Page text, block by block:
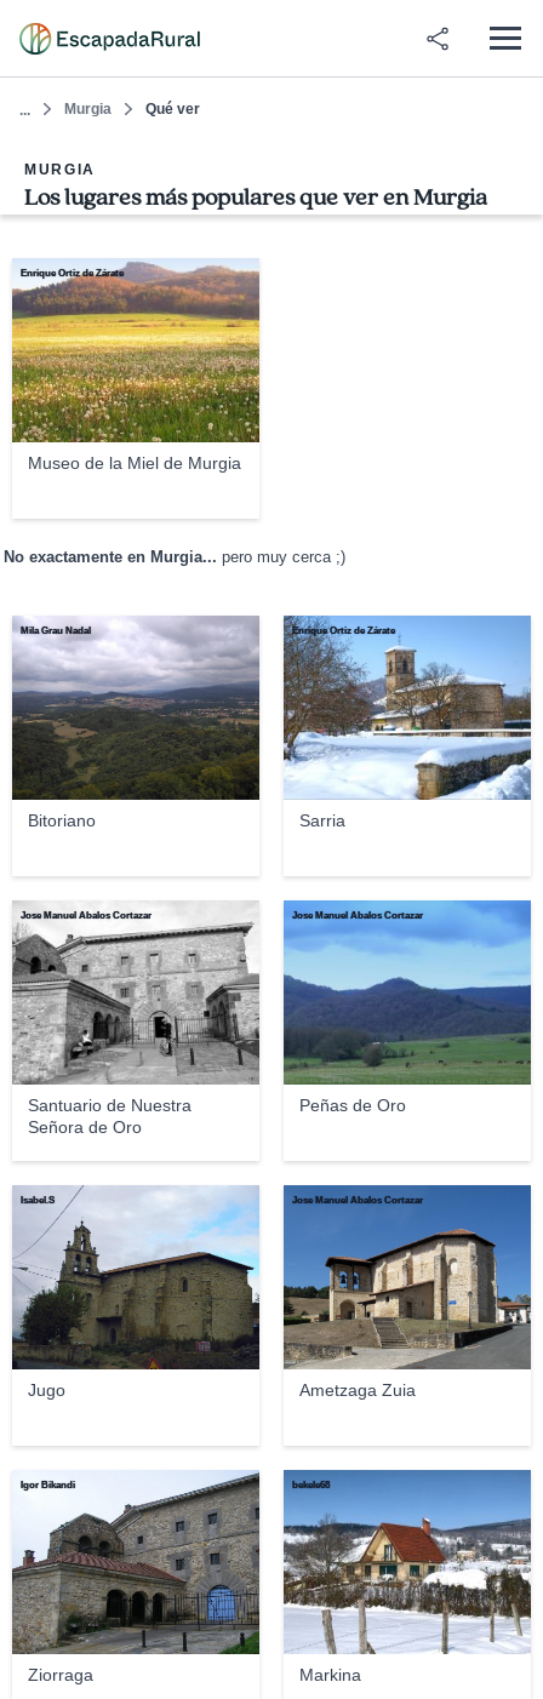
... Murgia Qué ver
MURGIA
Los lugares más populares que ver en Murgia
Museo de la Miel de Murgia
Enrique Ortiz de Zárate
No exactamente en Murgia... pero muy cerca ;)
Bitoriano
Mila Grau Nadal
Sarria
Enrique Ortiz de Zárate
Santuario de Nuestra
Señora de Oro
Jose Manuel Abalos Cortazar
Peñas de Oro
Jose Manuel Abalos Cortazar
Jugo
Isabel.S
Ametzaga Zuia
Jose Manuel Abalos Cortazar
Ziorraga
Igor Bikandi
Markina
bekele68